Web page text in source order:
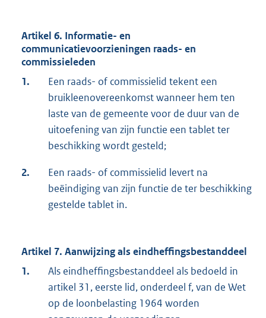
Artikel 6. Informatie- en
communicatievoorzieningen raads- en
commissieleden
1.
Een raads- of commissielid tekent een
bruikleenovereenkomst wanneer hem ten
laste van de gemeente voor de duur van de
uitoefening van zijn functie een tablet ter
beschikking wordt gesteld;
2.
Een raads- of commissielid levert na
beëindiging van zijn functie de ter beschikking
gestelde tablet in.
Artikel 7. Aanwijzing als eindheffingsbestanddeel
1.
Als eindheffingsbestanddeel als bedoeld in
artikel 31, eerste lid, onderdeel f, van de Wet
op de loonbelasting 1964 worden